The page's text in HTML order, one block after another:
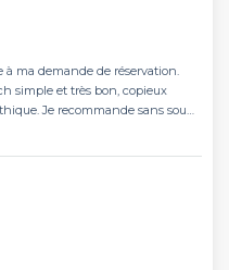
à ma demande de réservation.
simple et très bon, copieux
Je recommande sans souci